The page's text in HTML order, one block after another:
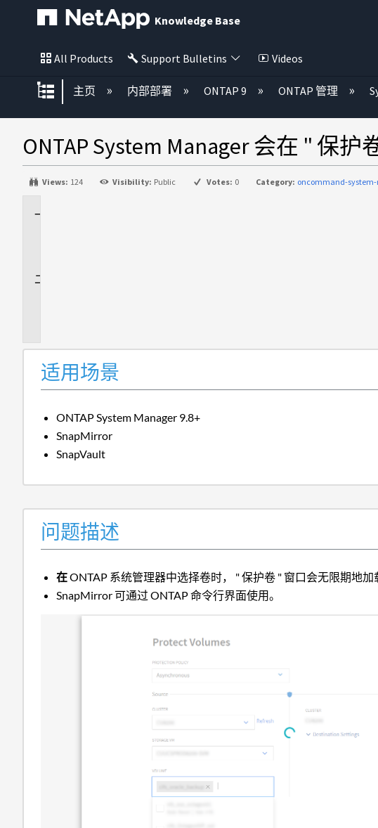
Knowledge Base
All Products Support Bulletins Videos
扩展/隐缩全局层次
主页 内部部署 ONTAP 9 ONTAP 管理
ONTAP System Manager 会在 " 保
Views: 124 Visibility: Public Votes: 0 Category: oncommand-
适用场景
ONTAP System Manager 9.8+
SnapMirror
SnapVault
问题描述
在ONTAP 系统管理器中选择卷时， " 保护卷 " 窗口会无限期地加
SnapMirror 可通过 ONTAP 命令行界面使用。